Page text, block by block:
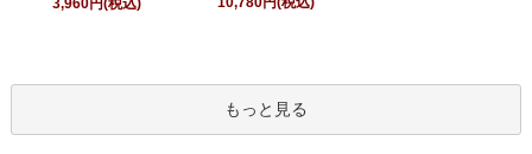
もっと見る